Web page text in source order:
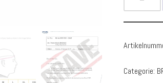
Categorie: